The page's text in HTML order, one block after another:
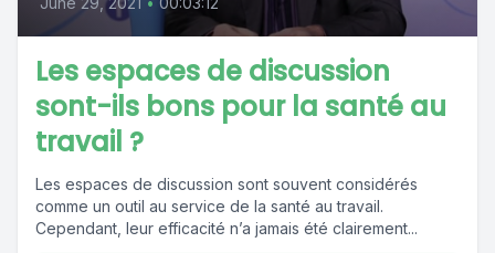
Les espaces de discussion
sont-ils bons pour la santé au
travail ?
Les espaces de discussion sont souvent considérés
comme un outil au service de la santé au travail.
Cependant, leur efficacité n’a jamais été clairement...